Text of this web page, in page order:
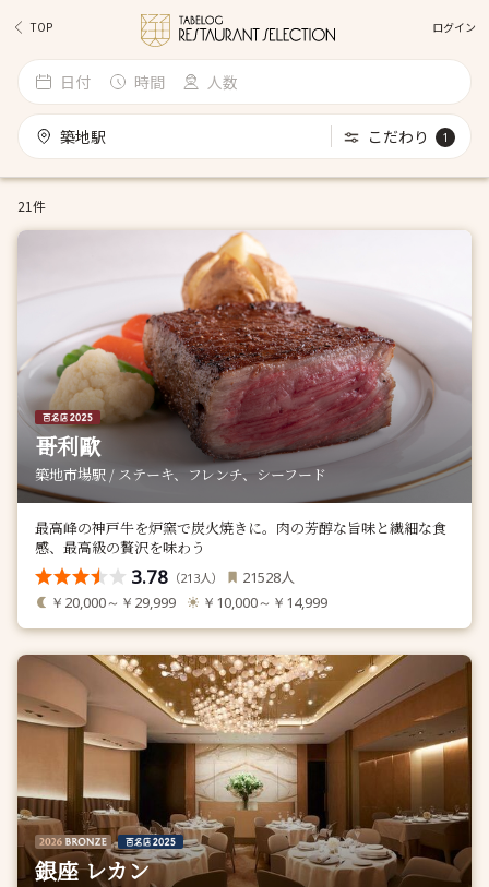
TOP ログイン
日付 時間 人数
築地駅 こだわり 1
21件
哥利歐
築地市場駅 / ステーキ、フレンチ、シーフード
最高峰の神戸牛を炉窯で炭火焼きに。肉の芳醇な旨味と繊細な食
感、最高級の贅沢を味わう
3.78 （213人） 21528人
￥20,000～￥29,999 ￥10,000～￥14,999
銀座 レカン